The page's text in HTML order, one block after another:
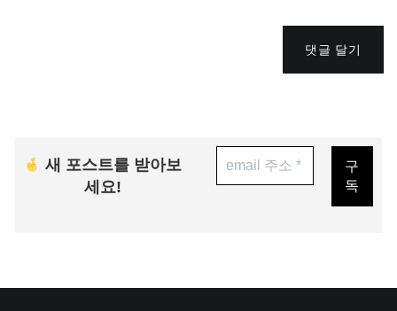
댓글 달기
새 포스트를 받아보
세요!